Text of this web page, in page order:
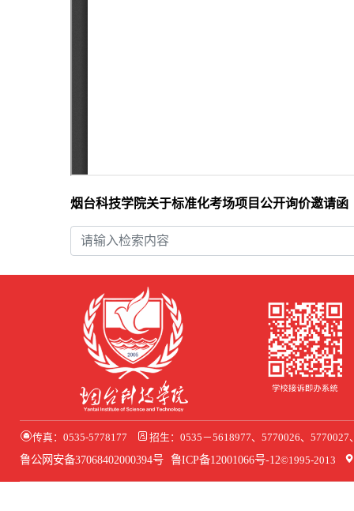
烟台科技学院关于标准化考场项目公开询价邀请函
传真：0535-5778177 招生：0535－5618977、5770026、
鲁公网安备37068402000394号 鲁ICP备12001066号-12©1995-2013